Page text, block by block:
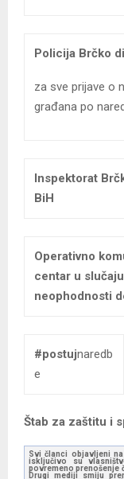
Policija Brčko
za sve prijave o
građana po
Inspektorat
BiH
Operativno
centar u slučaju
neophodnosti
#postujnaredb
e
Štab za zaštitu i
Svi članci objavljeni
isključivo su
povremeno prenošenje
Drugi mediji smiju